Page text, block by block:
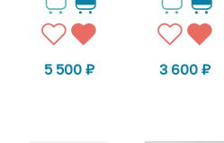
5 500 ₽ 3 600 ₽